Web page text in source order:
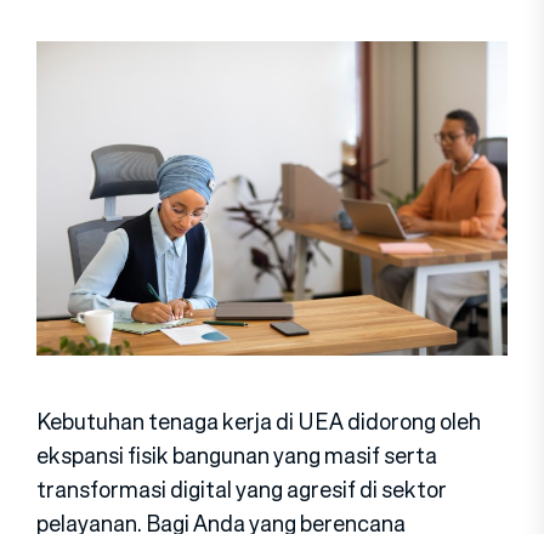
Kebutuhan tenaga kerja di UEA didorong oleh
ekspansi fisik bangunan yang masif serta
transformasi digital yang agresif di sektor
pelayanan. Bagi Anda yang berencana